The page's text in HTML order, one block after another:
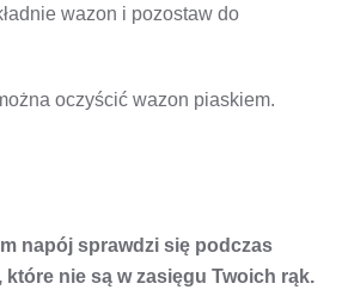
wazon i pozostaw do
oczyścić wazon piaskiem.
napój sprawdzi się podczas
nie są w zasięgu Twoich rąk.